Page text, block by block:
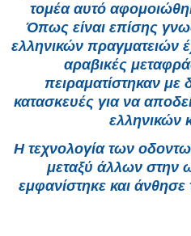
τομέα αυτό
Όπως είναι επίσης
ελληνικών πραγματειών
αραβικές
πειραματίστηκαν με
κατασκευές για να
ελληνικών
Η τεχνολογία των
μεταξύ άλλων στην
εμφανίστηκε και